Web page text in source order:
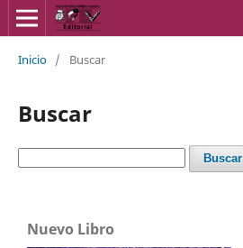
Inicio / Buscar
Buscar
Buscar
Nuevo Libro